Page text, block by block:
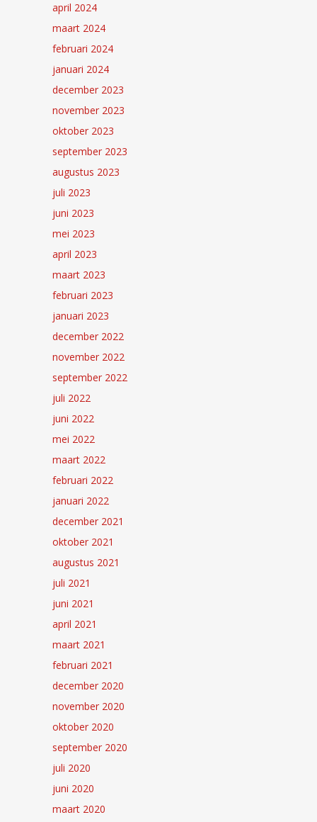
april 2024
maart 2024
februari 2024
januari 2024
december 2023
november 2023
oktober 2023
september 2023
augustus 2023
juli 2023
juni 2023
mei 2023
april 2023
maart 2023
februari 2023
januari 2023
december 2022
november 2022
september 2022
juli 2022
juni 2022
mei 2022
maart 2022
februari 2022
januari 2022
december 2021
oktober 2021
augustus 2021
juli 2021
juni 2021
april 2021
maart 2021
februari 2021
december 2020
november 2020
oktober 2020
september 2020
juli 2020
juni 2020
maart 2020